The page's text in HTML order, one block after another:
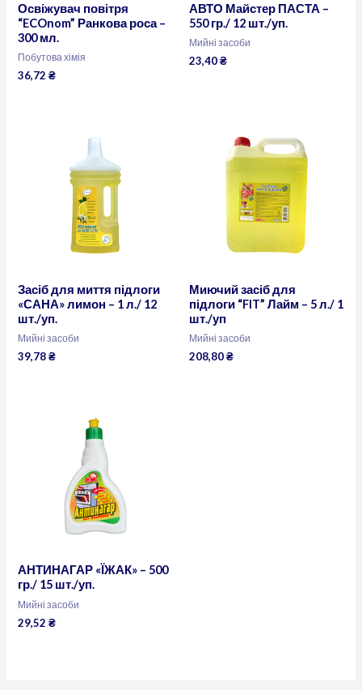
Освіжувач повітря
“ECOnom” Ранкова роса –
300 мл.
Побутова хімія
36,72₴
АВТО Майстер ПАСТА –
550 гр./ 12 шт./уп.
Мийні засоби
23,40₴
Засіб для миття підлоги
«САНА» лимон – 1 л./ 12
шт./уп.
Мийні засоби
39,78₴
Миючий засіб для
підлоги “FIT” Лайм – 5 л./ 1
шт./уп
Мийні засоби
208,80₴
АНТИНАГАР «ЇЖАК» – 500
гр./ 15 шт./уп.
Мийні засоби
29,52₴